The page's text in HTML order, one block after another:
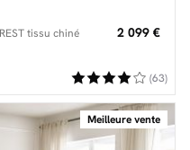
tissu chiné 2 099 €
(63)
Meilleure vente